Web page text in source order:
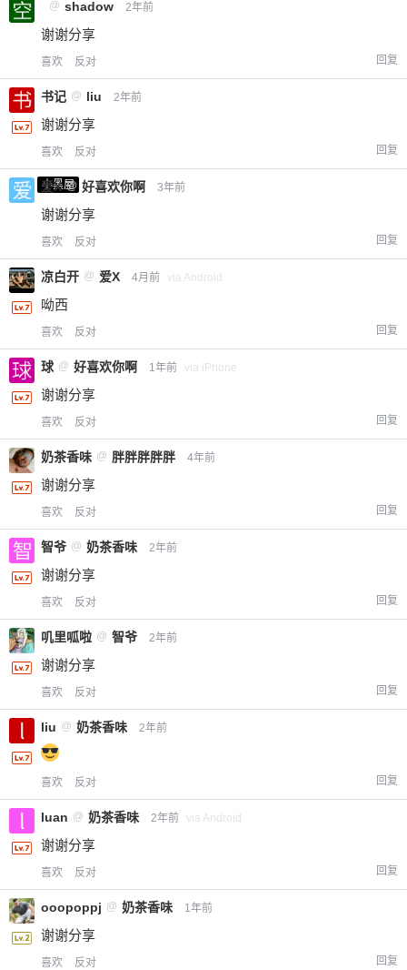
@ shadow 2年前
谢谢分享
喜欢 反对 回复
书记 @ liu 2年前
谢谢分享
喜欢 反对 回复
小黑屋
爱X @ 好喜欢你啊 3年前
谢谢分享
喜欢 反对 回复
凉白开 @ 爱X 4月前 via Android
呦西
喜欢 反对 回复
球 @ 好喜欢你啊 1年前 via iPhone
谢谢分享
喜欢 反对 回复
奶茶香味 @ 胖胖胖胖胖 4年前
谢谢分享
喜欢 反对 回复
智爷 @ 奶茶香味 2年前
谢谢分享
喜欢 反对 回复
叽里呱啦 @ 智爷 2年前
谢谢分享
喜欢 反对 回复
liu @ 奶茶香味 2年前
喜欢 反对 回复
luan @ 奶茶香味 2年前 via Android
谢谢分享
喜欢 反对 回复
ooopoppj @ 奶茶香味 1年前
谢谢分享
喜欢 反对 回复